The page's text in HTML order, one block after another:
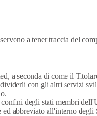
a tener traccia del
seconda di come il
con gli altri servizi
degli stati membri
abbreviato all'interno degli